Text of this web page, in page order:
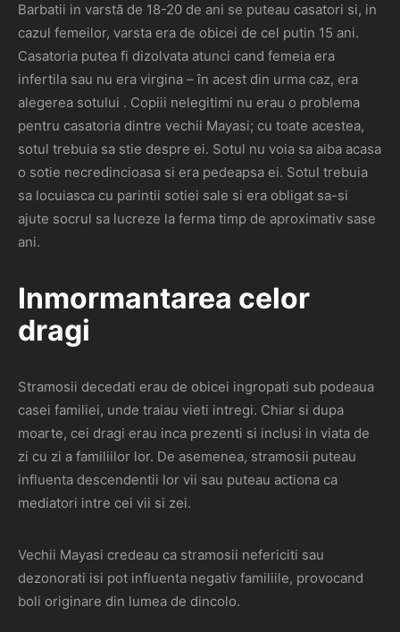
Barbatii in varstă de 18-20 de ani se puteau casatori si, in
cazul femeilor, varsta era de obicei de cel putin 15 ani.
Casatoria putea fi dizolvata atunci cand femeia era
infertila sau nu era virgina – în acest din urma caz, era
alegerea sotului . Copiii nelegitimi nu erau o problema
pentru casatoria dintre vechii Mayasi; cu toate acestea,
sotul trebuia sa stie despre ei. Sotul nu voia sa aiba acasa
o sotie necredincioasa si era pedeapsa ei. Sotul trebuia
sa locuiasca cu parintii sotiei sale si era obligat sa-si
ajute socrul sa lucreze la ferma timp de aproximativ sase
ani.
Inmormantarea celor
dragi
Stramosii decedati erau de obicei ingropati sub podeaua
casei familiei, unde traiau vieti intregi. Chiar si dupa
moarte, cei dragi erau inca prezenti si inclusi in viata de
zi cu zi a familiilor lor. De asemenea, stramosii puteau
influenta descendentii lor vii sau puteau actiona ca
mediatori intre cei vii si zei.
Vechii Mayasi credeau ca stramosii nefericiti sau
dezonorati isi pot influenta negativ familiile, provocand
boli originare din lumea de dincolo.